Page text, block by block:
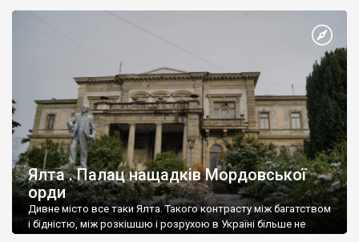
Ялта . Палац нащадків Мордовської
орди
Дивне місто все таки Ялта. Такого контрасту між багатством
і бідністю, між розкішшю і розрухою в Україні більше не